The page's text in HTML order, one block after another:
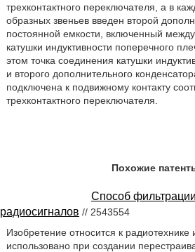
трехконтактного переключателя, а в
образных звеньев введен второй
постоянной емкости, включенный
катушки индуктивности поперечного
этом точка соединения катушки
и второго дополнительного
подключена к подвижному контакту
трехконтактного переключателя.
Похожие
Способ фильтрации
радиосигналов // 2543554
Изобретение относится к
использовано при создании